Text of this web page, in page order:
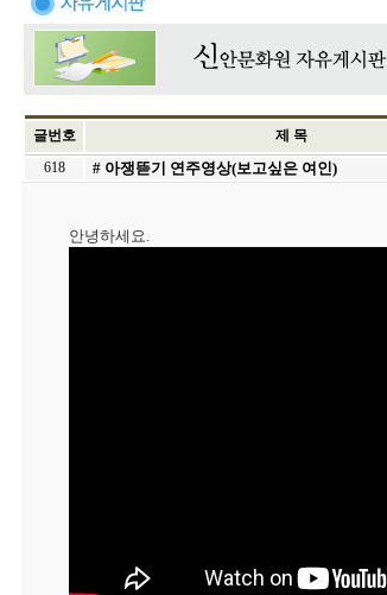
글번호 제 목
618
# 아쟁뜯기 연주영상(보고싶은 여인)
안녕하세요.